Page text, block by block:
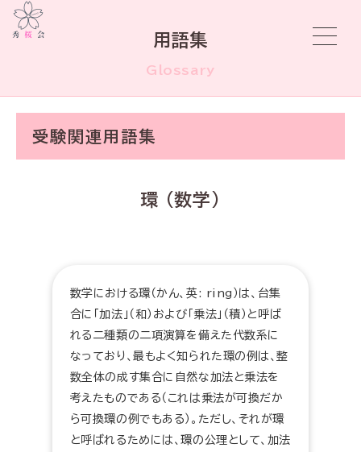
用語集
Glossary
受験関連用語集
環 (数学)
数学における環（かん、英: ring）は、台集
合に「加法」（和）および「乗法」（積）と呼ば
れる二種類の二項演算を備えた代数系に
なっており、最もよく知られた環の例は、整
数全体の成す集合に自然な加法と乗法を
考えたものである（これは乗法が可換だか
ら可換環の例でもある）。ただし、それが環
と呼ばれるためには、環の公理として、加法